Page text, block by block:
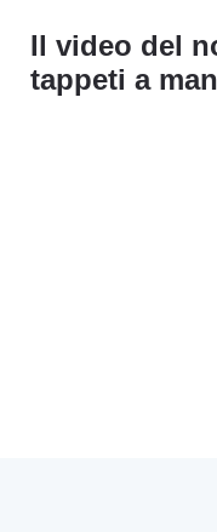
Il video del
tappeti a